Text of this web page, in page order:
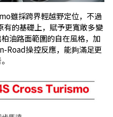
雖採跨界輕越野定位，不過
的基礎上，賦予更寬敞多變
油路面範圍的自在風格，加
Road操控反應，能夠滿足更